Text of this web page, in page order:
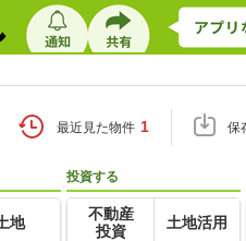
最近見た物件 1 保
地
投資する
不動産
投資
土地活用